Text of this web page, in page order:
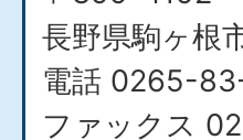
長野県駒ヶ根
電話 0265-
ファックス